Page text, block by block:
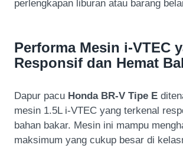
perlengkapan liburan atau barang
Performa Mesin i-VTEC
Responsif dan Hemat
Dapur pacu Honda BR-V Tipe E
mesin 1.5L i-VTEC yang terkenal
bahan bakar. Mesin ini mampu
maksimum yang cukup besar di